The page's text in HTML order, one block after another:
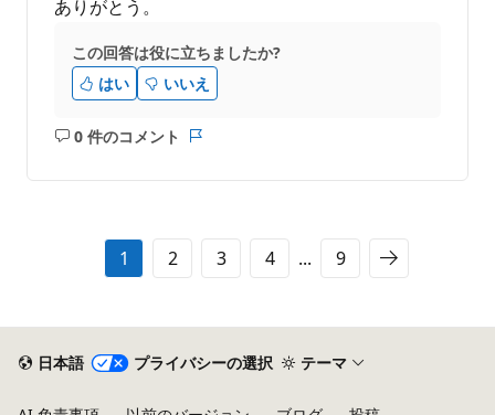
ありがとう。
この回答は役に立ちましたか?
はい
いいえ
0 件のコメント
コ
は
あ
せ
ん
1 2 3 4 ... 9
日本語 プライバシーの選択 テーマ